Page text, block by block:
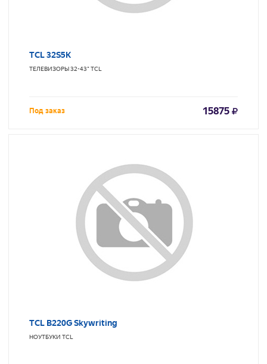
TCL 32S5K
ТЕЛЕВИЗОРЫ 32-43"TCL
Под заказ 15875
TCL B220G Skywriting
НОУТБУКИ TCL